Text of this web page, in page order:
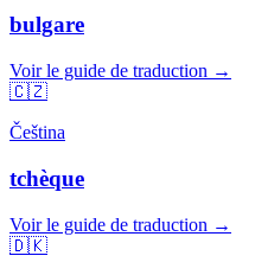
bulgare
Voir le guide de traduction →
🇨🇿
Čeština
tchèque
Voir le guide de traduction →
🇩🇰